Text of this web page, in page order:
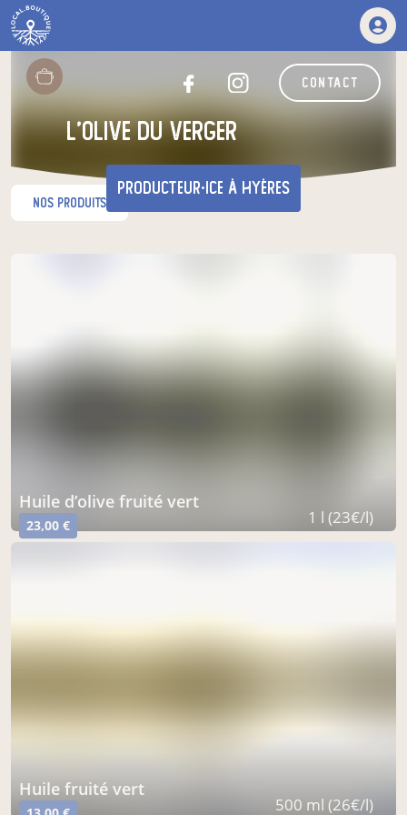
contact
l'olive du verger
producteur·ice à Hyères
nos produits
huile d’olive fruité vert
23,00 € 1 l (23€/l)
huile fruité vert
500 ml (26€/l)